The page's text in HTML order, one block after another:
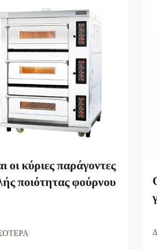
οι κύριες παράγοντες
ποιότητας φούρνου